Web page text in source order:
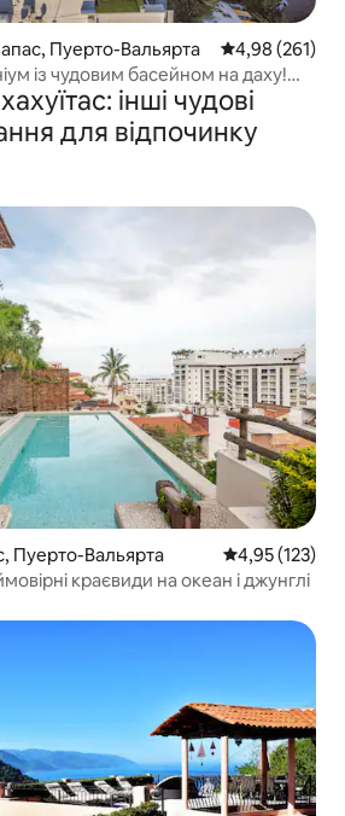
Пуерто-Вальярта Середня
4,98 (261)
із чудовим басейном на даху!
інші чудові
для відпочинку
Пуерто-Вальярта Середня
4,95 (123)
краєвиди на океан і джунглі